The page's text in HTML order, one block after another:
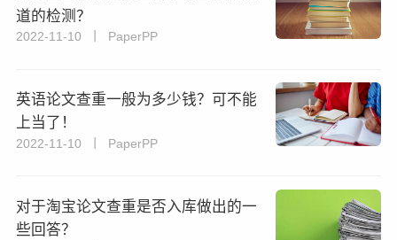
道的检测？
2022-11-10 丨 PaperPP
英语论文查重一般为多少钱？可不能
上当了！
2022-11-10 丨 PaperPP
对于淘宝论文查重是否入库做出的一
些回答？